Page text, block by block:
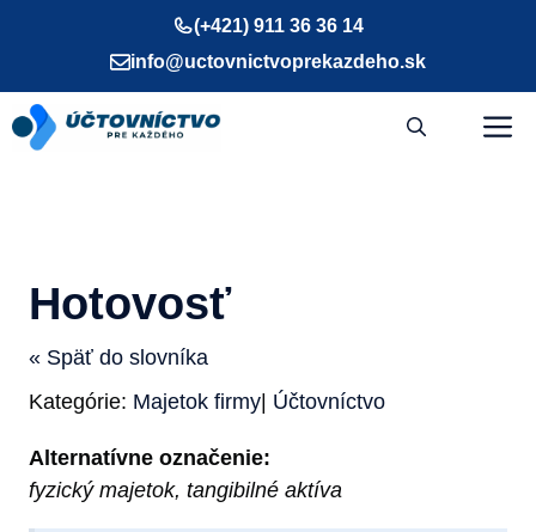
(+421) 911 36 36 14
info@uctovnictvoprekazdeho.sk
Hotovosť
« Späť do slovníka
Kategórie: Majetok firmy| Účtovníctvo
Alternatívne označenie:
fyzický majetok, tangibilné aktíva